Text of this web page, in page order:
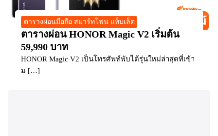
ตารางผ่อนมือถือ สมาร์ทโฟน แท็บเล็ต
ตารางผ่อน HONOR Magic V2 เริ่มต้น
59,990 บาท
HONOR Magic V2 เป็นโทรศัพท์พับได้รุ่นใหม่ล่าสุดที่เข้า
ม […]